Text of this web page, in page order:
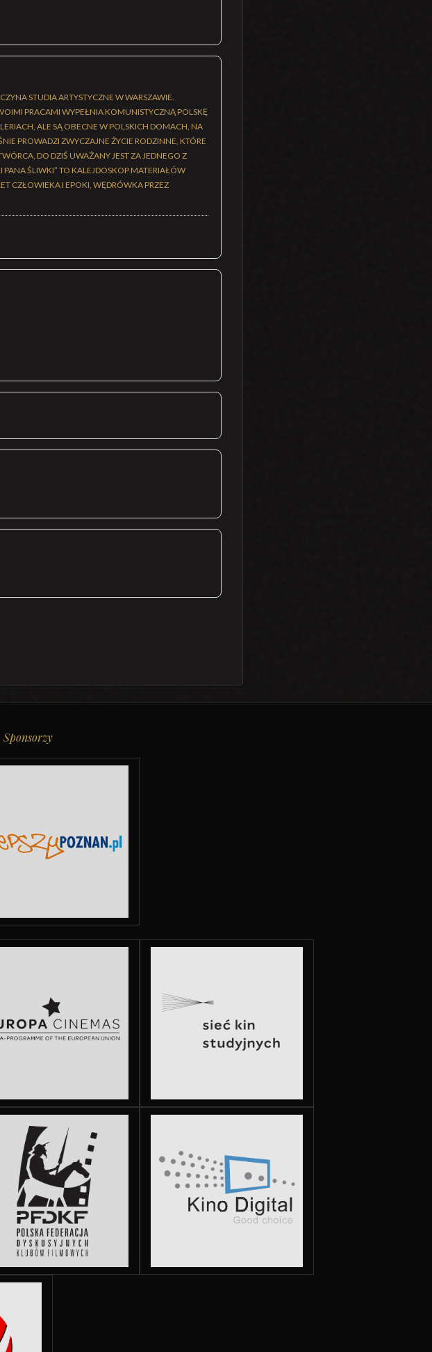
STUDIA ARTYSTYCZNE W WARSZAWIE.
PRACAMI WYPEŁNIA KOMUNISTYCZNĄ POLSKĘ
ALE SĄ OBECNE W POLSKICH DOMACH, NA
PROWADZI ZWYCZAJNE ŻYCIE RODZINNE, KTÓRE
DO DZIŚ UWAŻANY JEST ZA JEDNEGO Z
ŚLIWKI” TO KALEJDOSKOP MATERIAŁÓW
CZŁOWIEKA I EPOKI, WĘDRÓWKA PRZEZ